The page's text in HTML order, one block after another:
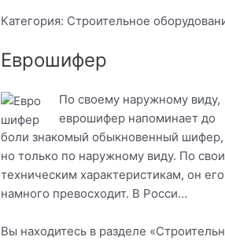
Категория: Строительное
Еврошифер
По своему наружному виду,
еврошифер напоминает до
боли знакомый обыкновенный шифер,
но только по наружному виду. По
техническим характеристикам, он его
намного превосходит. В Росси…
Вы находитесь в разделе